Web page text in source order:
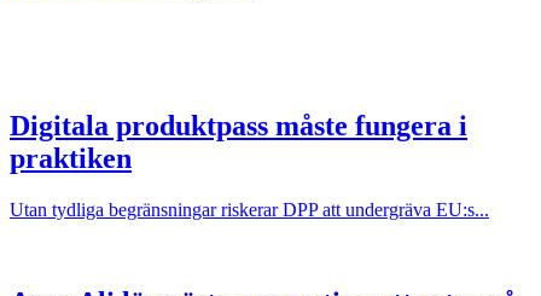
Digitala produktpass måste fungera i
praktiken
Utan tydliga begränsningar riskerar DPP att undergräva EU:s...